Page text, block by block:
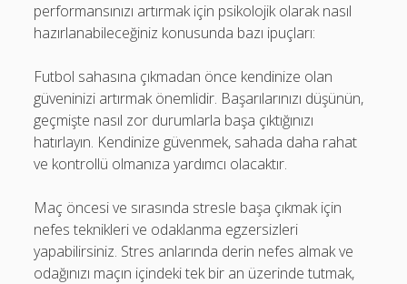
performansınızı artırmak için psikolojik olarak nasıl
hazırlanabileceğiniz konusunda bazı ipuçları:
Futbol sahasına çıkmadan önce kendinize olan
güveninizi artırmak önemlidir. Başarılarınızı düşünün,
geçmişte nasıl zor durumlarla başa çıktığınızı
hatırlayın. Kendinize güvenmek, sahada daha rahat
ve kontrollü olmanıza yardımcı olacaktır.
Maç öncesi ve sırasında stresle başa çıkmak için
nefes teknikleri ve odaklanma egzersizleri
yapabilirsiniz. Stres anlarında derin nefes almak ve
odağınızı maçın içindeki tek bir an üzerinde tutmak,